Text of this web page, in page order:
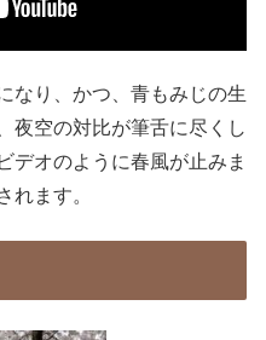
なり、かつ、青もみじの生
夜空の対比が筆舌に尽くし
デオのように春風が止みま
れます。